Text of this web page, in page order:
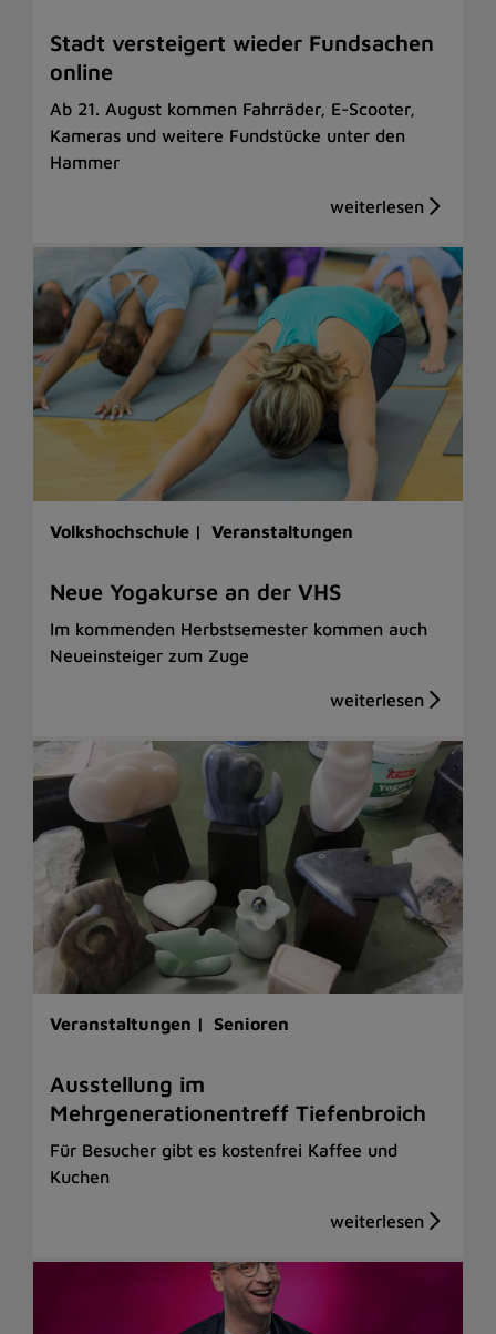
Stadt versteigert wieder Fundsachen
online
Ab 21. August kommen Fahrräder, E-Scooter,
Kameras und weitere Fundstücke unter den
Hammer
Volkshochschule | Veranstaltungen
Neue Yogakurse an der VHS
Im kommenden Herbstsemester kommen auch
Neueinsteiger zum Zuge
Veranstaltungen | Senioren
Ausstellung im
Mehrgenerationentreff Tiefenbroich
Für Besucher gibt es kostenfrei Kaffee und
Kuchen